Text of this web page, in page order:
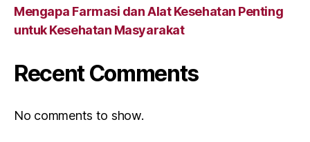
Mengapa Farmasi dan Alat Kesehatan Penting
untuk Kesehatan Masyarakat
Recent Comments
No comments to show.